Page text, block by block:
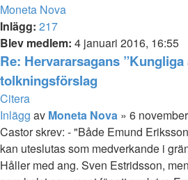
Moneta Nova
Inlägg: 217
Blev medlem: 4 januari 2016, 16:55
Re: Hervararsagans ”Kungliga
tolkningsförslag
Citera
Inlägg av Moneta Nova » 6
Castor skrev: - "Både Emund
kan uteslutas som medverkande i
Håller med ang. Sven Estridsson,